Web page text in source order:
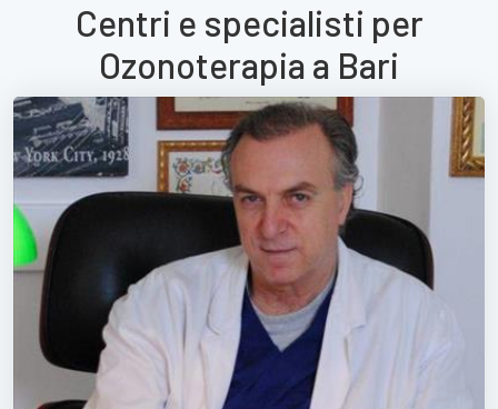
Centri e specialisti per
Ozonoterapia a Bari